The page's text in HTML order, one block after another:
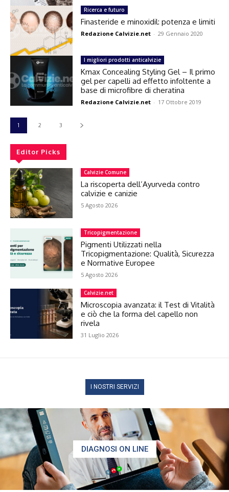
Ricerca e futuro
Finasteride e minoxidil: potenza e limiti
Redazione Calvizie.net - 29 Gennaio 2020
I migliori prodotti anticalvizie
Kmax Concealing Styling Gel – Il primo
gel per capelli ad effetto infoltente a
base di microfibre di cheratina
Redazione Calvizie.net - 17 Ottobre 2019
1 2 3
Editor Picks
Calvizie Comune
La riscoperta dell’Ayurveda contro
calvizie e canizie
5 Agosto 2026
Tricopigmentazione
Pigmenti Utilizzati nella
Tricopigmentazione: Qualità, Sicurezza
e Normative Europee
5 Agosto 2026
Calvizie.net
Microscopia avanzata: il Test di Vitalità
e ciò che la forma del capello non
rivela
31 Luglio 2026
I NOSTRI SERVIZI
DIAGNOSI ON LINE